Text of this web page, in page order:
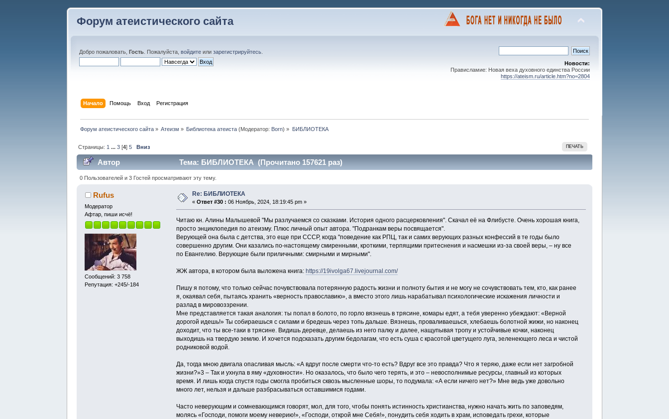
Форум атеистического сайта
Добро пожаловать,Гость . Пожалуйста,войдите илизарегистрируйтесь
Новости:
Прависламие: Новая веха духовного единства России
https://ateism.ru/article.htm?no=2804
Начало Помощь Вход Регистрация
Форум атеистического сайта» Атеизм » Библиотека атеиста (Модератор: Born) » БИБЛИОТЕКА
ПЕЧАТЬ
Страницы: 1 ... 3[4] 5 Вниз
Автор Тема: БИБЛИОТЕКА (Прочитано 157621 раз)
0 Пользователей и 3 Гостей просматривают эту тему.
Rufus
Модератор
Афтар, пиши исчё!
Сообщений: 3 758
Репутация: +245/-184
Re: БИБЛИОТЕКА
«Ответ #30 : 06 Ноябрь, 2024, 18:19:45 pm »
Читаю кн. Алины Малышевой "Мы разлучаемся со сказками. История одного расцерковления". Скачал её на Флибусте. Очень хорошая книга,
просто энциклопедия по атеизму. Плюс личный опыт автора. "Подранкам веры посвящается".
Верующей она была с детства, это еще при СССР, когда "поведение как РПЦ, так и самих верующих разных конфессий в те годы было
совершенно другим. Они казались по-настоящему смиренными, кроткими, терпящими притеснения и насмешки из-за своей веры, – ну все
по Евангелию. Верующие были приличными: смирными и мирными".
ЖЖ автора, в котором была выложена книга:https://19ivolga67.livejournal.com/
Пишу я потому, что только сейчас почувствовала потерянную радость жизни и полноту бытия и не могу не сочувствовать тем, кто, как ранее
я, окаявал себя, пытаясь хранить «верность православию», а вместо этого лишь нарабатывал психологические искажения личности и
разлад в мировоззрении.
Мне представляется такая аналогия: ты попал в болото, по горло вязнешь в трясине, комары едят, а тебя уверенно убеждают: «Верной
дорогой идешь!» Ты собираешься с силами и бредешь через топь дальше. Вязнешь, проваливаешься, хлебаешь болотной жижи, но наконец
доходит, что ты все-таки в трясине. Видишь деревце, делаешь из него палку и далее, нащупывая тропу и устойчивые кочки, наконец
выходишь на твердую землю. И хочется подсказать другим бедолагам, что есть суша с красотой цветущего луга, зеленеющего леса и чистой
родниковой водой.
Да, тогда мною двигала опасливая мысль: «А вдруг после смерти что-то есть? Вдруг все это правда? Что я теряю, даже если нет загробной
жизни?»3 – Так и ухнула в яму «духовности». Но оказалось, что было чего терять, и это – невосполнимые ресурсы, главный из которых
время. И лишь когда спустя годы смогла пробиться сквозь мысленные шоры, то подумала: «А если ничего нет?» Мне ведь уже довольно
много лет, нельзя и дальше разбрасываться оставшимися годами.
Часто неверующим и сомневающимся говорят, мол, для того, чтобы понять истинность христианства, нужно начать жить по заповедям,
молясь «Господи, помоги моему неверию!», «Господи, открой мне Себя!», понудить себя ходить в храм, исповедать грехи, которые